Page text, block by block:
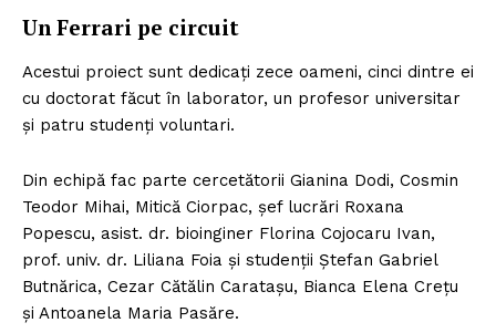
Un Ferrari pe circuit
Acestui proiect sunt dedicați zece oameni, cinci dintre ei
cu doctorat făcut în laborator, un profesor universitar
și patru studenți voluntari.
Din echipă fac parte cercetătorii Gianina Dodi, Cosmin
Teodor Mihai, Mitică Ciorpac, șef lucrări Roxana
Popescu, asist. dr. bioinginer Florina Cojocaru Ivan,
prof. univ. dr. Liliana Foia și studenții Ștefan Gabriel
Butnărica, Cezar Cătălin Caratașu, Bianca Elena Crețu
și Antoanela Maria Pasăre.